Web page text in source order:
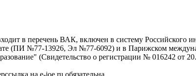
в перечень ВАК, включен в систему Российского
(ПИ №77-13926, Эл №77-6092) и в Парижском
(Свидетельство о регистрации № 016242 от
на e-joe.ru обязательна.